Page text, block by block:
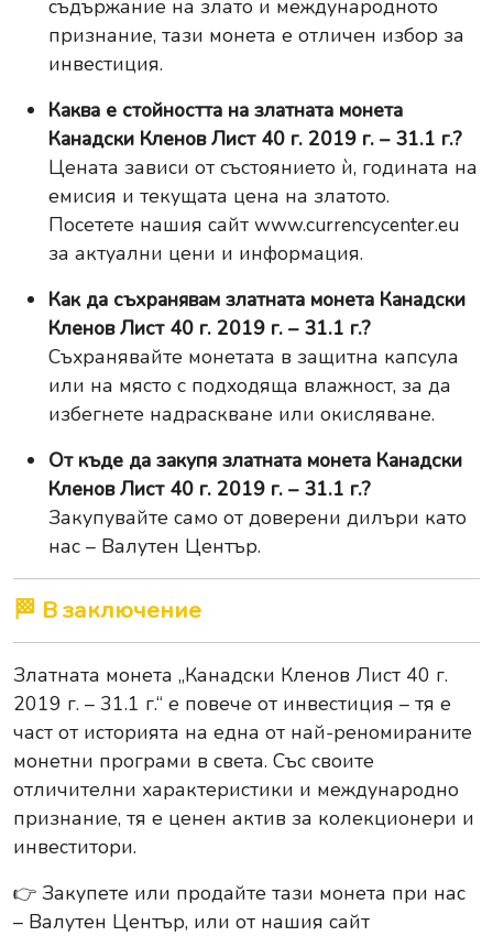
съдържание на злато и международното
признание, тази монета е отличен избор за
инвестиция.
Каква е стойността на златната монета
Канадски Кленов Лист 40 г. 2019 г. – 31.1 г.?
Цената зависи от състоянието ѝ, годината на
емисия и текущата цена на златото.
Посетете нашия сайт www.currencycenter.eu
за актуални цени и информация.
Как да съхранявам златната монета Канадски
Кленов Лист 40 г. 2019 г. – 31.1 г.?
Съхранявайте монетата в защитна капсула
или на място с подходяща влажност, за да
избегнете надраскване или окисляване.
От къде да закупя златната монета Канадски
Кленов Лист 40 г. 2019 г. – 31.1 г.?
Закупувайте само от доверени дилъри като
нас – Валутен Център.
🏁 В заключение
Златната монета „Канадски Кленов Лист 40 г.
2019 г. – 31.1 г.“ е повече от инвестиция – тя е
част от историята на една от най-реномираните
монетни програми в света. Със своите
отличителни характеристики и международно
признание, тя е ценен актив за колекционери и
инвеститори.
👉 Закупете или продайте тази монета при нас
– Валутен Център, или от нашия сайт